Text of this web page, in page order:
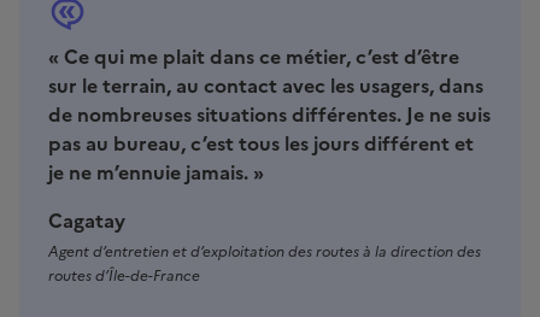
« Ce qui me plait dans ce métier, c’est d’être
sur le terrain, au contact avec les usagers, dans
de nombreuses situations différentes. Je ne suis
pas au bureau, c’est tous les jours différent et
je ne m’ennuie jamais. »
Cagatay
Agent d’entretien et d’exploitation des routes à la direction des
routes d’Île-de-France